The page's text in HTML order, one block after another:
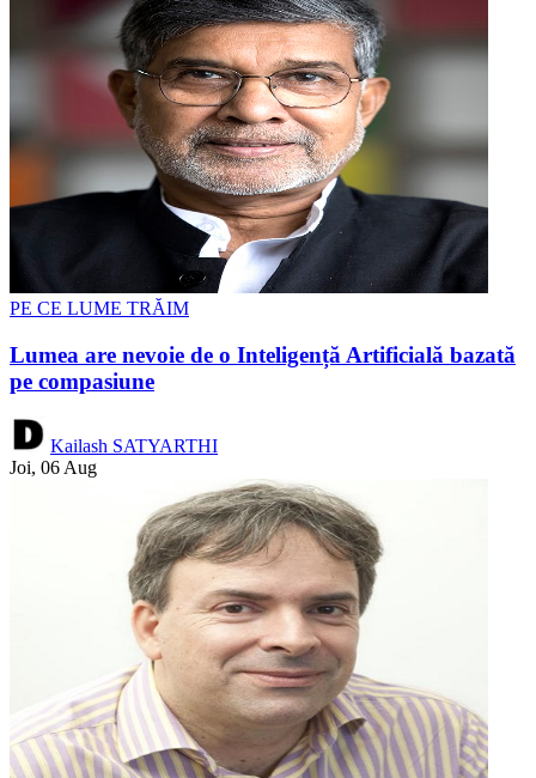
PE CE LUME TRĂIM
Lumea are nevoie de o Inteligență Artificială bazată
pe compasiune
Kailash SATYARTHI
Joi, 06 Aug